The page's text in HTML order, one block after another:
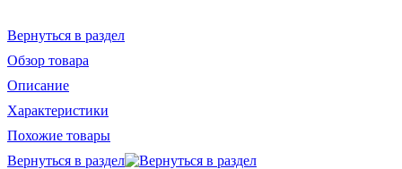
Вернуться в раздел
Обзор товара
Описание
Характеристики
Похожие товары
Вернуться в раздел